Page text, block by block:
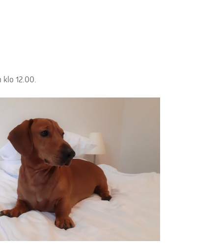
klo 12.00.